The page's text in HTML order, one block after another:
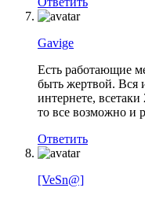
Gavige
Есть работающие
быть жертвой. Вся
интернете,
то все возможно и
Ответить
[VeSn@]